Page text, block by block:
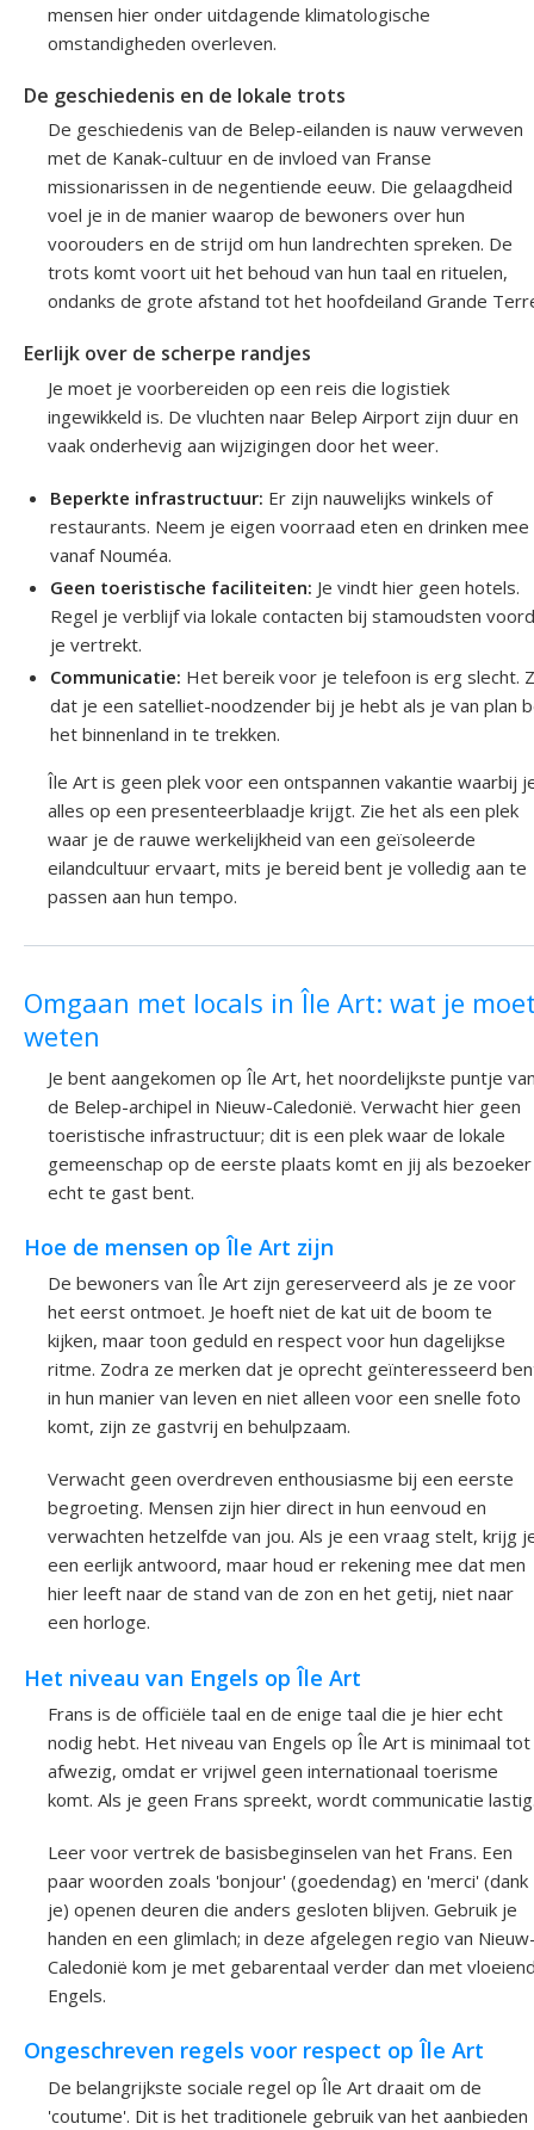
mensen hier onder uitdagende klimatologische
omstandigheden overleven.
De geschiedenis en de lokale trots
De geschiedenis van de Belep-eilanden is nauw verweven
met de Kanak-cultuur en de invloed van Franse
missionarissen in de negentiende eeuw. Die gelaagdheid
voel je in de manier waarop de bewoners over hun
voorouders en de strijd om hun landrechten spreken. De
trots komt voort uit het behoud van hun taal en rituelen,
ondanks de grote afstand tot het hoofdeiland Grande
Eerlijk over de scherpe randjes
Je moet je voorbereiden op een reis die logistiek
ingewikkeld is. De vluchten naar Belep Airport zijn duur en
vaak onderhevig aan wijzigingen door het weer.
Beperkte infrastructuur: Er zijn nauwelijks winkels of
restaurants. Neem je eigen voorraad eten en drinken mee
vanaf Nouméa.
Geen toeristische faciliteiten: Je vindt hier geen hotels.
Regel je verblijf via lokale contacten bij stamoudsten
je vertrekt.
Communicatie: Het bereik voor je telefoon is erg slecht.
dat je een satelliet-noodzender bij je hebt als je van plan
het binnenland in te trekken.
Île Art is geen plek voor een ontspannen vakantie waarbij
alles op een presenteerblaadje krijgt. Zie het als een plek
waar je de rauwe werkelijkheid van een geïsoleerde
eilandcultuur ervaart, mits je bereid bent je volledig aan te
passen aan hun tempo.
Omgaan met locals in Île Art: wat je
weten
Je bent aangekomen op Île Art, het noordelijkste puntje
de Belep-archipel in Nieuw-Caledonië. Verwacht hier geen
toeristische infrastructuur; dit is een plek waar de lokale
gemeenschap op de eerste plaats komt en jij als bezoeker
echt te gast bent.
Hoe de mensen op Île Art zijn
De bewoners van Île Art zijn gereserveerd als je ze voor
het eerst ontmoet. Je hoeft niet de kat uit de boom te
kijken, maar toon geduld en respect voor hun dagelijkse
ritme. Zodra ze merken dat je oprecht geïnteresseerd
in hun manier van leven en niet alleen voor een snelle foto
komt, zijn ze gastvrij en behulpzaam.
Verwacht geen overdreven enthousiasme bij een eerste
begroeting. Mensen zijn hier direct in hun eenvoud en
verwachten hetzelfde van jou. Als je een vraag stelt, krijg
een eerlijk antwoord, maar houd er rekening mee dat men
hier leeft naar de stand van de zon en het getij, niet naar
een horloge.
Het niveau van Engels op Île Art
Frans is de officiële taal en de enige taal die je hier echt
nodig hebt. Het niveau van Engels op Île Art is minimaal tot
afwezig, omdat er vrijwel geen internationaal toerisme
komt. Als je geen Frans spreekt, wordt communicatie
Leer voor vertrek de basisbeginselen van het Frans. Een
paar woorden zoals 'bonjour' (goedendag) en 'merci' (dank
je) openen deuren die anders gesloten blijven. Gebruik je
handen en een glimlach; in deze afgelegen regio van
Caledonië kom je met gebarentaal verder dan met
Engels.
Ongeschreven regels voor respect op Île Art
De belangrijkste sociale regel op Île Art draait om de
'coutume'. Dit is het traditionele gebruik van het aanbieden